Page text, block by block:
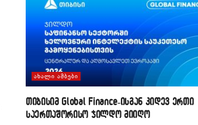
ᲐᲮᲐᲚᲘ ᲐᲛᲑᲔᲑᲘ
თიბისიმ Global Finance-ისგან კიდევ ერთი
საერთაშორისო ჯილდო მიიღო